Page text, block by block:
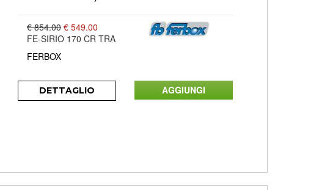
€ 854.00 € 549.00
FE-SIRIO 170 CR TRA
FERBOX
DETTAGLIO